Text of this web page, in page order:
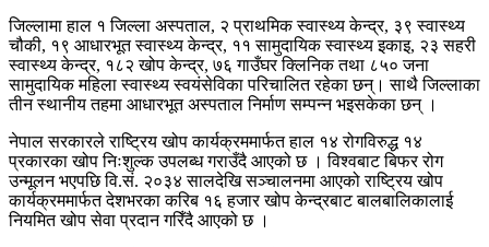
जिल्लामा हाल १ जिल्ला अस्पताल, २ प्राथमिक स्वास्थ्य केन्द्र, ३९ स्वास्थ्य
चौकी, १९ आधारभूत स्वास्थ्य केन्द्र, ११ सामुदायिक स्वास्थ्य इकाइ, २३ सहरी
स्वास्थ्य केन्द्र, १८२ खोप केन्द्र, ७६ गाउँघर क्लिनिक तथा ८५० जना
सामुदायिक महिला स्वास्थ्य स्वयंसेविका परिचालित रहेका छन्। साथै जिल्लाका
तीन स्थानीय तहमा आधारभूत अस्पताल निर्माण सम्पन्न भइसकेका छन् ।
नेपाल सरकारले राष्ट्रिय खोप कार्यक्रममार्फत हाल १४ रोगविरुद्ध १४
प्रकारका खोप निःशुल्क उपलब्ध गराउँदै आएको छ । विश्वबाट बिफर रोग
उन्मूलन भएपछि वि.सं. २०३४ सालदेखि सञ्चालनमा आएको राष्ट्रिय खोप
कार्यक्रममार्फत देशभरका करिब १६ हजार खोप केन्द्रबाट बालबालिकालाई
नियमित खोप सेवा प्रदान गरिँदै आएको छ ।